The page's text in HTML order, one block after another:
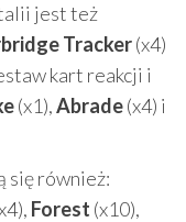
jest też
Tracker(x4)
kart reakcji i
(x1),Abrade(x4) i
się również:
Forest (x10),